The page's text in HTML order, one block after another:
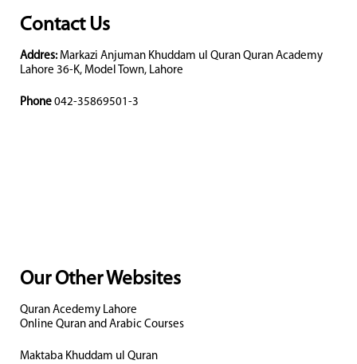
Contact Us
Addres: Markazi Anjuman Khuddam ul Quran Quran Academy
Lahore 36-K, Model Town, Lahore
Phone 042-35869501-3
Our Other Websites
Quran Acedemy Lahore
Online Quran and Arabic Courses
Maktaba Khuddam ul Quran